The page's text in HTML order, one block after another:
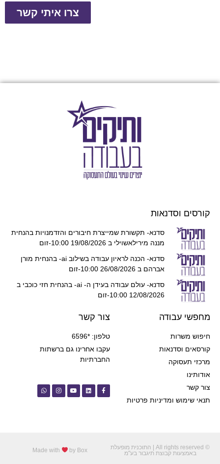
צרו איתי קשר
קורסים וסדנאות
סדנא- תקשורת שמייצרת חיבורים והזדמנויות בהנחית
מננה מירילאשוילי ב 19/08/2026 10:00-זום
סדנא- הכנה לראיון עבודה בשילוב ai- בהנחית מורן
אברהם ב 26/08/2026 10:00-זום
סדנא- עולם עבודה בעידן ה- ai- בהנחית חזי כוכבי ב
12/08/2026 10:00-זום
מחפשי עבודה
חיפוש משרות
קורסאים וסדנאות
מרכזי תעסוקה
אודותינו
צור קשר
תנאי שימוש ומדיניות פרטיות
צור קשר
טלפון: *6596
עקבו אחרינו גם ברשתות
החברתיות
© All rights reserved | התוכנית מופעלת
באמצעות קבוצת תיגבור בע"מ
Made with by Box